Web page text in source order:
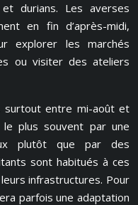
et durians. Les averses
en fin d’après-midi,
explorer les marchés
ou visiter des ateliers
surtout entre mi-août et
plus souvent par une
plutôt que par des
sont habitués à ces
infrastructures. Pour
parfois une adaptation